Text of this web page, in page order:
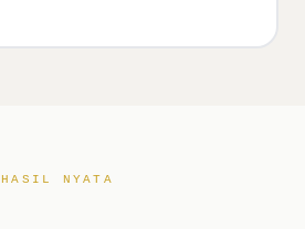
HASIL NYATA